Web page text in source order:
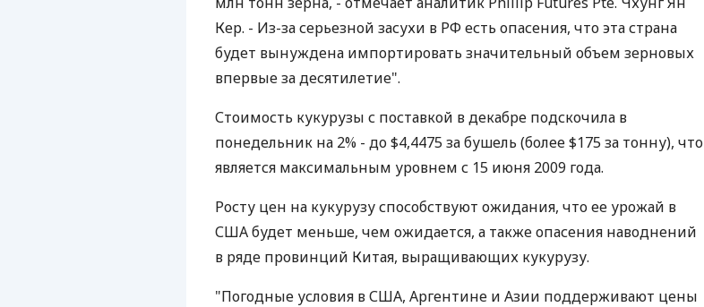
Кер. - Из-за серьезной засухи в РФ есть опасения, что эта страна
будет вынуждена импортировать значительный объем зерновых
впервые за десятилетие".
Стоимость кукурузы с поставкой в декабре подскочила в
понедельник на 2% - до $4,4475 за бушель (более $175 за тонну), что
является максимальным уровнем с 15 июня 2009 года.
Росту цен на кукурузу способствуют ожидания, что ее урожай в
США будет меньше, чем ожидается, а также опасения наводнений
в ряде провинций Китая, выращивающих кукурузу.
"Погодные условия в США, Аргентине и Азии поддерживают цены